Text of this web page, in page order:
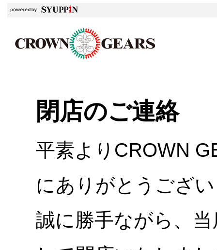
閉店のご連絡
平素よりCROWN
にありがとうござ
誠に勝手ながら、